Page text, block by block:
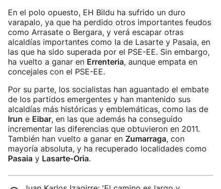
En el polo opuesto, EH Bildu ha sufrido un duro
varapalo, ya que ha perdido otros importantes feudos
como Arrasate o Bergara, y verá escapar otras
alcaldías importantes como la de Lasarte y Pasaia, en
las que ha sido superada por el PSE-EE. Sin embargo,
ha vuelto a ganar en Errenteria, aunque empata en
concejales con el PSE-EE.
Por su parte, los socialistas han aguantado el embate
de los partidos emergentes y han mantenido sus
alcaldías más históricas y emblemáticas, como las de
Irun e Eibar, en las que además ha conseguido
incrementar las diferencias que obtuvieron en 2011.
También han vuelto a ganar en Zumarraga, con
mayoría absoluta, y ha recuperado localidades como
Pasaia y Lasarte-Oria.